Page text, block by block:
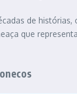
de
que